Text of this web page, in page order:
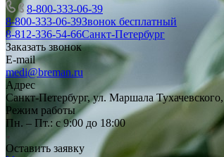
8-800-333-06-39
8-800-333-06-39Звонок бесплатный
8-812-336-54-66Санкт-Петербург
Заказать звонок
E-mail
medi@breman.ru
Адрес
Санкт-Петербург, ул. Маршала
Режим работы
Пн. – Пт.: с 9:00 до 18:00
Оставить заявку